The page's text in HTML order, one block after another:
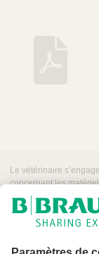
Le vétérinaire
concernant les
pour une utilisation sur